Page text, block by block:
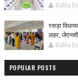
Ballia
रसड़ा
लहर,
Ballia
POPULAR POSTS